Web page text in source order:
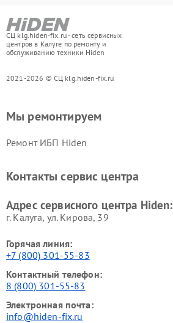
СЦ klg.hiden-fix.ru - сеть сервисных
центров в Калуге по ремонту и
обслуживанию техники Hiden
2021-2026 © СЦ klg.hiden-fix.ru
Мы ремонтируем
Ремонт ИБП Hiden
Контакты сервис центра
Адрес сервисного центра Hiden:
г. Калуга, ул. Кирова, 39
Горячая линия:
+7 (800) 301-55-83
Контактный телефон:
8 (800) 301-55-83
Электронная почта:
info@hiden-fix.ru